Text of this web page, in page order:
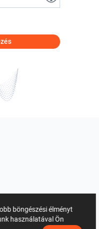
böngészési élményt
használatával Ön